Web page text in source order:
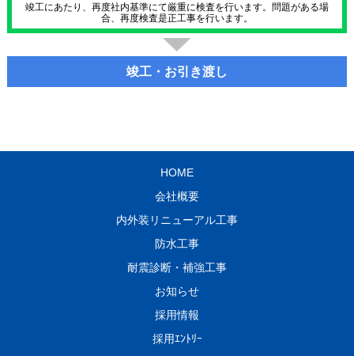
竣工にあたり、再度社内基準にて厳重に検査を行います。問題がある場
合、再度検査是正工事を行います。
竣工・お引き渡し
HOME
会社概要
内外装リニューアル工事
防水工事
耐震診断・補強工事
お知らせ
採用情報
採用ｴﾝﾄﾘｰ